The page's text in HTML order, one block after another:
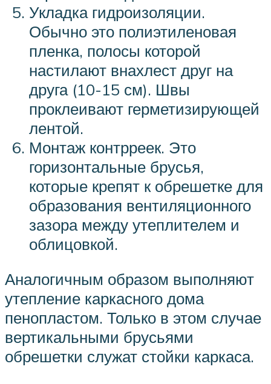
Укладка гидроизоляции.
Обычно это полиэтиленовая
пленка, полосы которой
настилают внахлест друг на
друга (10-15 см). Швы
проклеивают герметизирующей
лентой.
Монтаж контрреек. Это
горизонтальные брусья,
которые крепят к обрешетке для
образования вентиляционного
зазора между утеплителем и
облицовкой.
Аналогичным образом выполняют
утепление каркасного дома
пенопластом. Только в этом случае
вертикальными брусьями
обрешетки служат стойки каркаса.